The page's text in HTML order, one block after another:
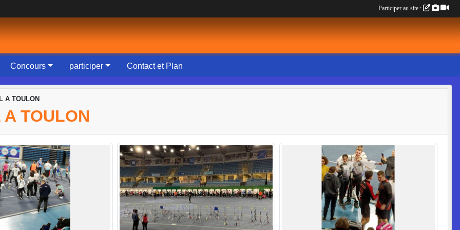
Concours participer Contact et Plan
A TOULON
TOULON
Participer au site :